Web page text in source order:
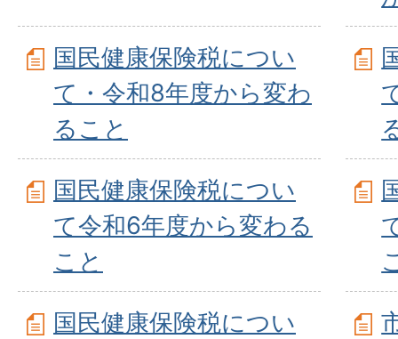
国民健康保険税につい
て・令和8年度から変わ
ること
国民健康保険税につい
て令和6年度から変わる
こと
国民健康保険税につい